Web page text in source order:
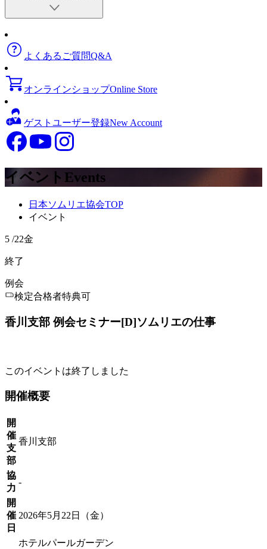
よくあるご質問Q&A
オンラインショップOnline Store
ゲストユーザー登録New Account
イベント Events
日本ソムリエ協会TOP
イベント
5 /22金
終了
例会
検定合格者特典可
香川支部 例会セミナー[D]ソムリエの仕事
このイベントは終了しました
開催概要
開
催
支
部
香川支部
協
力
-
開
催
日
2026年5月 22 日（金）
ホテルパールガーデン